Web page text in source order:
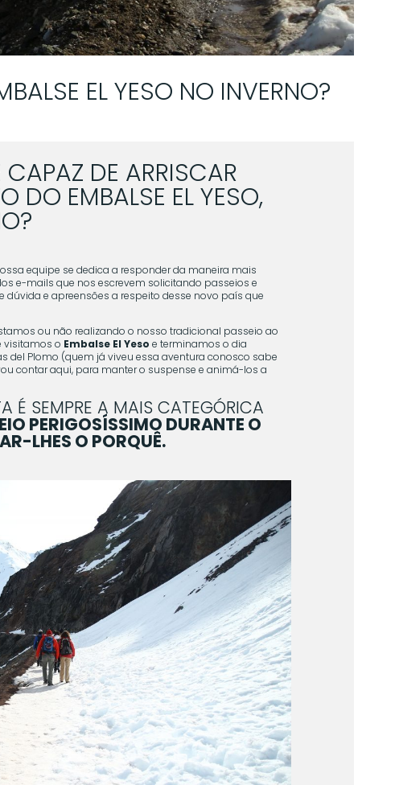
EL YESO NO INVERNO?
DE ARRISCAR
DO EMBALSE EL YESO,
equipe se dedica a responder da maneira mais
e-mails que nos escrevem solicitando passeios e
e apreensões a respeito desse novo país que
ou não realizando o nosso tradicional passeio ao
visitamos o Embalse El Yeso e terminamos o dia
del Plomo (quem já viveu essa aventura conosco sabe
contar aqui, para manter o suspense e animá-los a
É SEMPRE A MAIS CATEGÓRICA
PERIGOSÍSSIMO DURANTE O
LHES O PORQUÊ.